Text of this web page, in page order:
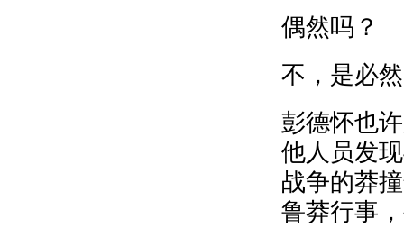
偶然吗？
不，是必
彭德怀也
他人员发
战争的莽
鲁莽行事